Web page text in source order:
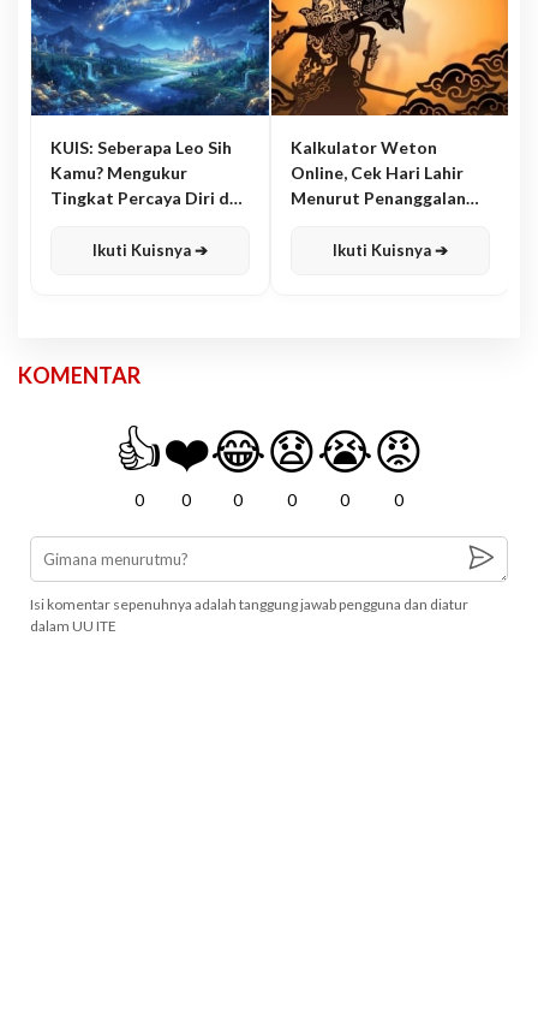
KUIS: Seberapa Leo Sih
Kamu? Mengukur
Tingkat Percaya Diri dan
Ikuti Kuisnya ➔
Kalkulator Weton
Online, Cek Hari Lahir
Menurut Penanggalan
Ikuti Kuisnya ➔
KOMENTAR
👍
0
❤️
0
😂
0
😧
0
😭
0
😡
0
Isi komentar sepenuhnya adalah tanggung jawab pengguna dan diatur
dalam UU ITE